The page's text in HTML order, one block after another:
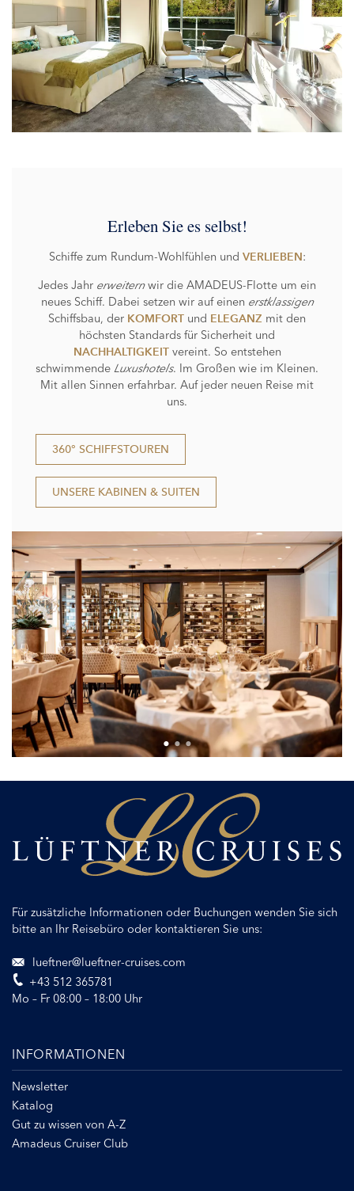
Erleben Sie es selbst!
Schiffe zum Rundum-Wohlfühlen und VERLIEBEN:
Jedes Jahr erweiternwir die AMADEUS-Flotte um ein
neues Schiff. Dabei setzen wir auf einen erstklassigen
Schiffsbau, der KOMFORT und ELEGANZ mit den
höchsten Standards für Sicherheit und
NACHHALTIGKEIT vereint. So entstehen
schwimmende Luxushotels. Im Großen wie im Kleinen.
Mit allen Sinnen erfahrbar. Auf jeder neuen Reise mit
uns.
360° SCHIFFSTOUREN
UNSERE KABINEN & SUITEN
Für zusätzliche Informationen oder Buchungen wenden Sie sich
bitte an Ihr Reisebüro oder kontaktieren Sie uns:
lueftner@lueftner-cruises.com
+43 512 365781
Mo – Fr 08:00 – 18:00 Uhr
INFORMATIONEN
Newsletter
Katalog
Gut zu wissen von A-Z
Amadeus Cruiser Club